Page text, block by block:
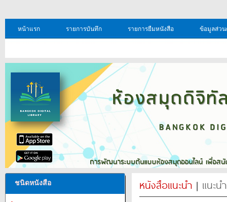
หน้าแรก รายการบันทึก รายการยืมหนังสือ ข้อมูลส่ว
ชนิดหนังสือ หนังสือแนะนำ | แนะน